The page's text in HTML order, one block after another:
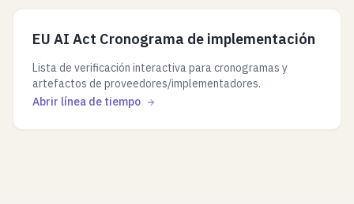
EU AI Act Cronograma de implementación
Lista de verificación interactiva para cronogramas y
artefactos de proveedores/implementadores.
Abrir línea de tiempo